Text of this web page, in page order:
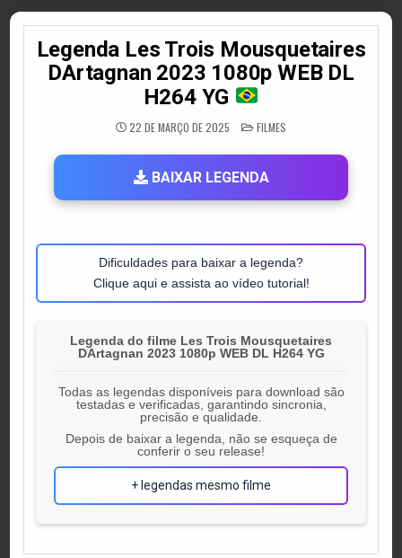
Legenda Les Trois Mousquetaires
DArtagnan 2023 1080p WEB DL
H264 YG
22 DE MARÇO DE 2025 POSTED
IN
FILMES
BAIXAR LEGENDA
Dificuldades para baixar a legenda?
Clique aqui e assista ao vídeo tutorial!
Legenda do filme Les Trois Mousquetaires
DArtagnan 2023 1080p WEB DL H264 YG
Todas as legendas disponíveis para download são
testadas e verificadas, garantindo sincronia,
precisão e qualidade.
Depois de baixar a legenda, não se esqueça de
conferir o seu release!
+ legendas mesmo filme